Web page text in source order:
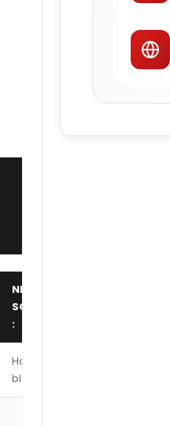
NBR
SOUPAPE
:
Hauteur
bloc :